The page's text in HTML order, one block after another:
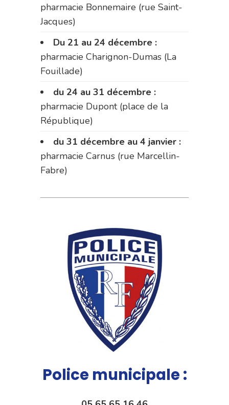
pharmacie Bonnemaire (rue Saint-
Jacques)
Du 21 au 24 décembre :
pharmacie Charignon-Dumas (La
Fouillade)
du 24 au 31 décembre :
pharmacie Dupont (place de la
République)
du 31 décembre au 4 janvier :
pharmacie Carnus (rue Marcellin-
Fabre)
Police municipale :